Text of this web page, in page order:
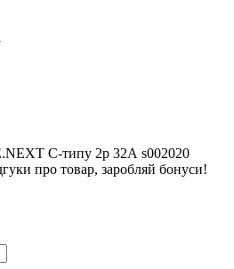
С-типу 2р 32А s002020
про товар, заробляй бонуси!